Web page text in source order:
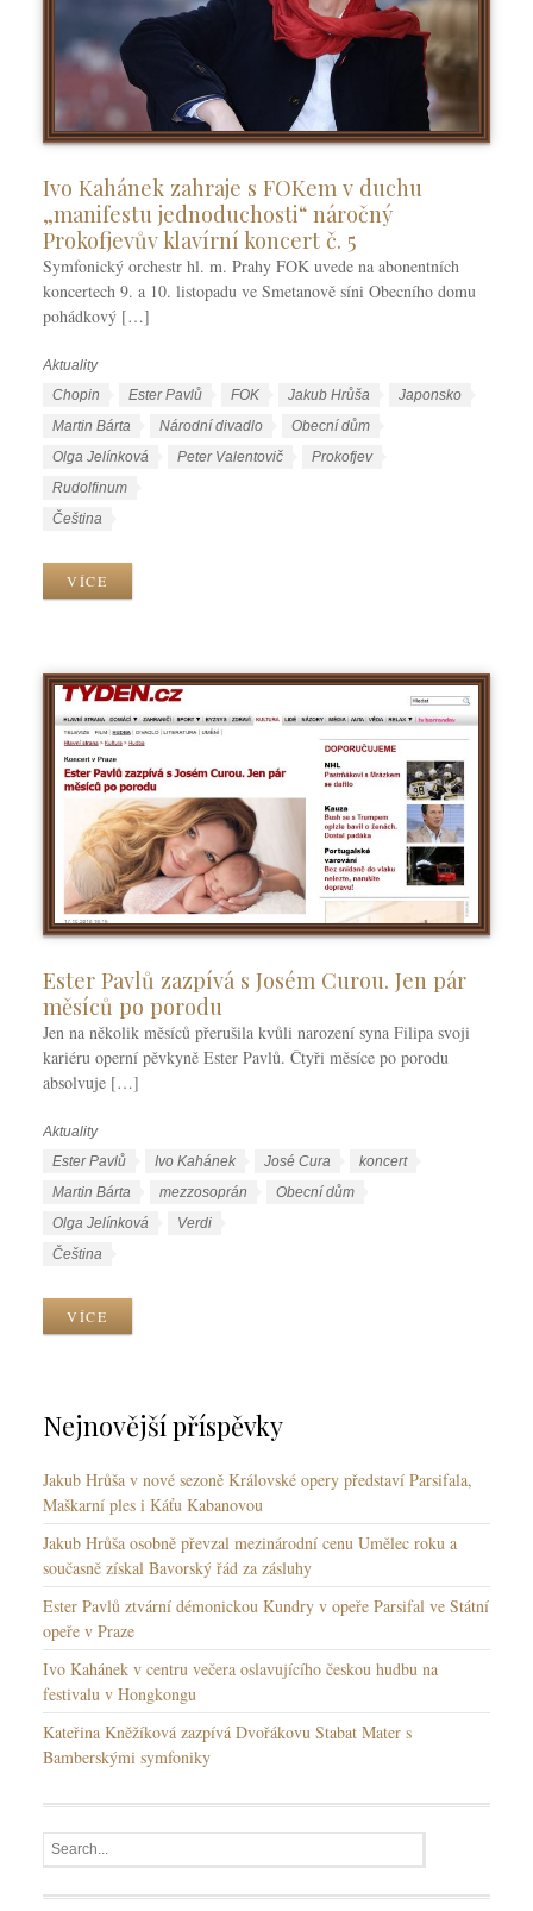
Ivo Kahánek zahraje s FOKem v duchu
„manifestu jednoduchosti“ náročný
Prokofjevův klavírní koncert č. 5
Symfonický orchestr hl. m. Prahy FOK uvede na abonentních
koncertech 9. a 10. listopadu ve Smetanově síni Obecního domu
pohádkový […]
R
Aktuality
ŠChopin Ester Pavlů FOK Jakub Hrůša
Japonsko
Martin Bárta
Národní divadlo
Obecní dům
Olga Jelínková
Peter Valentovič
Prokofjev
Rudolfinum
y
Čeština
VÍCE
Ester Pavlů zazpívá s Josém Curou. Jen pár
měsíců po porodu
Jen na několik měsíců přerušila kvůli narození syna Filipa svoji
kariéru operní pěvkyně Ester Pavlů. Čtyři měsíce po porodu
absolvuje […]
R
Aktuality
Š
y
Ester Pavlů Ivo Kahánek José Cura
koncert
Martin Bárta
mezzosoprán
Obecní dům
Olga Jelínková
Verdi
y
Čeština
VÍCE
Nejnovější příspěvky
Jakub Hrůša v nové sezoně Královské opery představí Parsifala,
Maškarní ples i Káťu Kabanovou
Jakub Hrůša osobně převzal mezinárodní cenu Umělec roku a
současně získal Bavorský řád za zásluhy
Ester Pavlů ztvární démonickou Kundry v opeře Parsifal ve Státní
opeře v Praze
Ivo Kahánek v centru večera oslavujícího českou hudbu na
festivalu v Hongkongu
Kateřina Kněžíková zazpívá Dvořákovu Stabat Mater s
Bamberskými symfoniky